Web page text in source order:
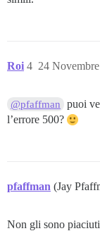
Roi 24
4
@pfaffman
puoi
l’errore 500?
pfaffman (Jay
Non gli sono